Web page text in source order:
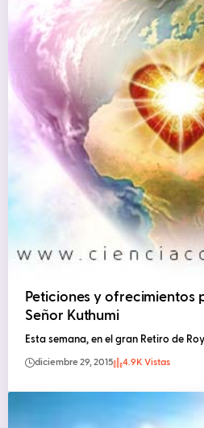
Peticiones y ofrecimientos
Señor Kuthumi
Esta semana, en el gran Retiro de
diciembre 29, 2015 4.9K Vistas